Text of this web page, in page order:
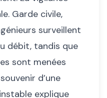
Garde civile,
surveillent
débit, tandis que
sont menées
d’une
explique